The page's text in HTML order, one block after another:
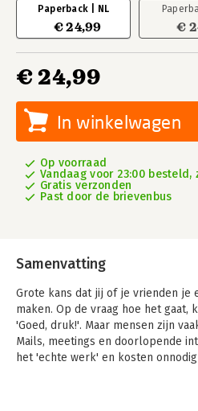
Paperback | NL
€ 24,99 €
€ 24,99
In winkelwagen
Op voorraad
Vandaag voor 23:00
Gratis verzonden
Past door de brievenbus
Samenvatting
Grote kans dat jij of je vrienden je
maken. Op de vraag hoe het gaat,
'Goed, druk!'. Maar mensen zijn
Mails, meetings en doorlopende
het 'echte werk' en kosten